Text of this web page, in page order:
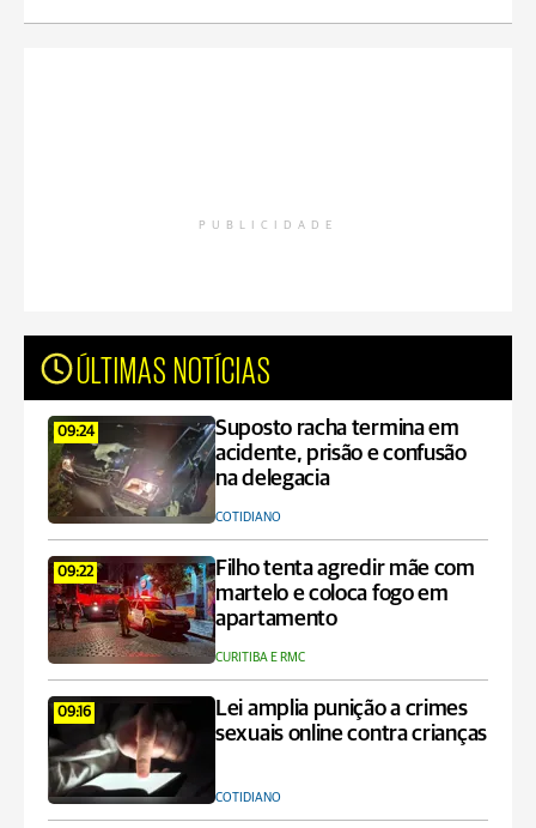
PUBLICIDADE
ÚLTIMAS NOTÍCIAS
09:24
Suposto racha termina em
acidente, prisão e confusão
na delegacia
COTIDIANO
09:22
Filho tenta agredir mãe com
martelo e coloca fogo em
apartamento
CURITIBA E RMC
09:16
Lei amplia punição a crimes
sexuais online contra crianças
COTIDIANO